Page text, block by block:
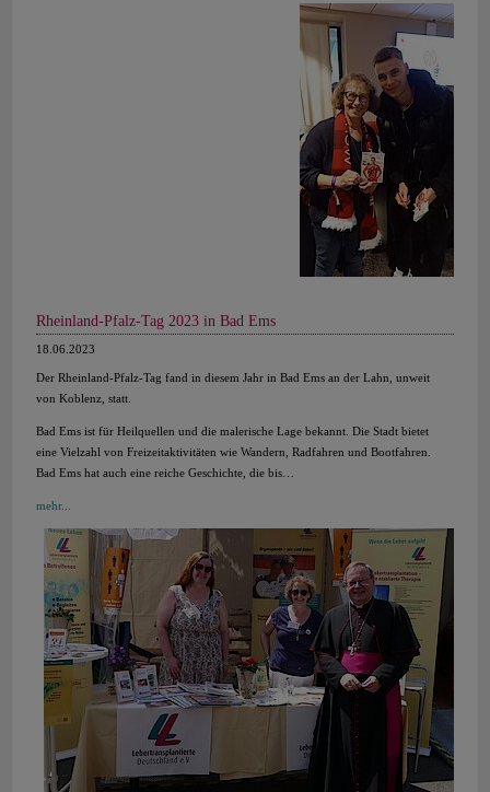
Rheinland-Pfalz-Tag 2023 in Bad Ems
18.06.2023
Der Rheinland-Pfalz-Tag fand in diesem Jahr in Bad Ems an der Lahn, unweit
von Koblenz, statt.
Bad Ems ist für Heilquellen und die malerische Lage bekannt. Die Stadt bietet
eine Vielzahl von Freizeitaktivitäten wie Wandern, Radfahren und Bootfahren.
Bad Ems hat auch eine reiche Geschichte, die bis…
mehr...